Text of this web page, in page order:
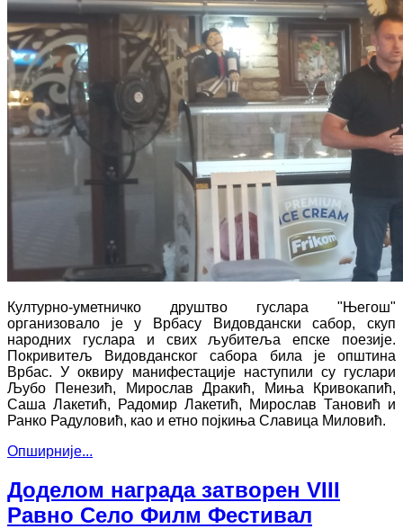
Културно-уметничко друштво гуслара "Његош"
организовало је у Врбасу Видовдански сабор, скуп
народних гуслара и свих љубитеља епске поезије.
Покривитељ Видовданског сабора била је општина
Врбас. У оквиру манифестације наступили су гуслари
Љубо Пенезић, Мирослав Дракић, Миња Кривокапић,
Саша Лакетић, Радомир Лакетић, Мирослав Тановић и
Ранко Радуловић, као и етно појкиња Славица Миловић.
Опширније...
Доделом награда затворен VIII
Равно Село Филм Фестивал